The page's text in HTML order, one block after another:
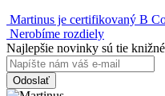
Martinus je certifikovaný B
Nerobíme rozdiely
Najlepšie novinky sú tie
Odoslať